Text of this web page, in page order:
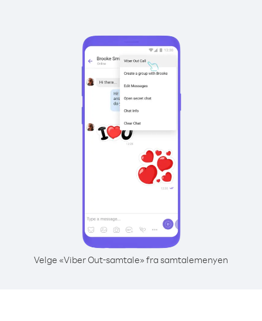
Velge «Viber Out-samtale» fra samtalemenyen